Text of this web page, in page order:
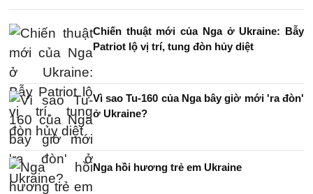
Chiến thuật mới của Nga ở Ukraine: Bẫy
Patriot lộ vị trí, tung đòn hủy diệt
Vì sao Tu-160 của Nga bây giờ mới 'ra đòn'
ở Ukraine?
Nga hồi hương trẻ em Ukraine